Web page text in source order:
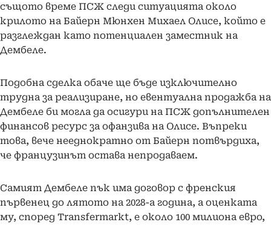
същото време ПСЖ следи ситуацията около
крилото на Байерн Мюнхен Михаел Олисе, който е
разглеждан като потенциален заместник на
Дембеле.
Подобна сделка обаче ще бъде изключително
трудна за реализиране, но евентуална продажба на
Дембеле би могла да осигури на ПСЖ допълнителен
финансов ресурс за офанзива на Олисе. Въпреки
това, вече нееднократно от Байерн потвърдиха,
че французинът остава непродаваем.
Самият Дембеле пък има договор с френския
първенец до лятото на 2028-а година, а оценката
му, според Transfermarkt, е около 100 милиона евро,